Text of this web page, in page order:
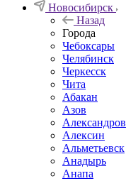
Новосибирск
Назад
Города
Чебоксары
Челябинск
Черкесск
Чита
Абакан
Азов
Александров
Алексин
Альметьевск
Анадырь
Анапа